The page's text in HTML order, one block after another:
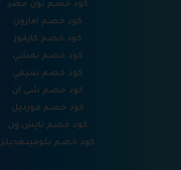
كود خصم نون مصر
كود خصم امازون
كود خصم كارفور
كود خصم نمشي
كود خصم سيفي
كود خصم شي ان
كود خصم فورديل
كود خصم نايس ون
كود خصم بلومينغديلز